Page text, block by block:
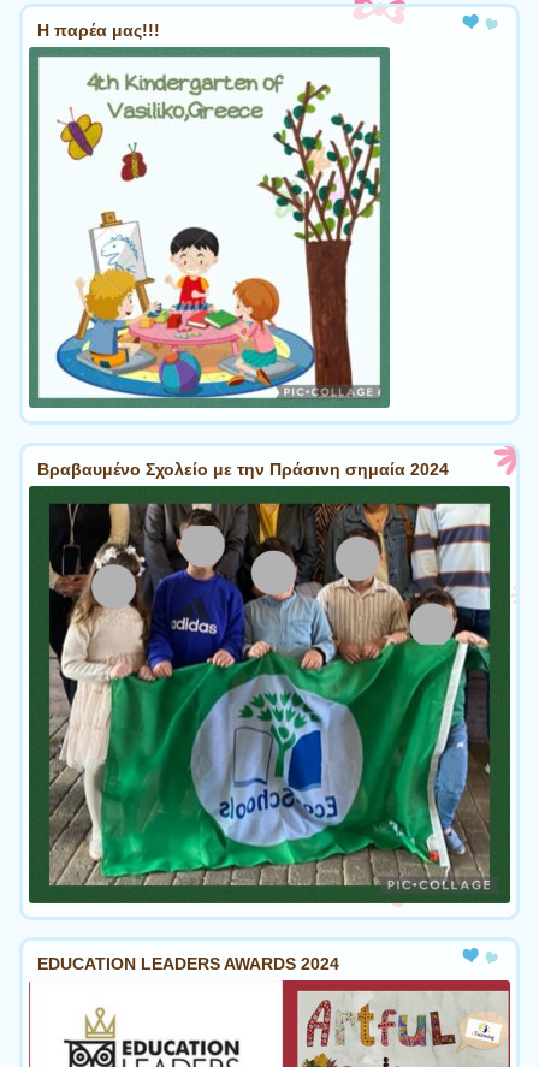
Η παρέα μας!!!
Βραβαυμένο Σχολείο με την Πράσινη σημαία 2024
EDUCATION LEADERS AWARDS 2024